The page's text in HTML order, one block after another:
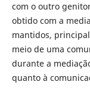
com o outro
obtido com a
mantidos,
meio de uma
durante a
quanto à